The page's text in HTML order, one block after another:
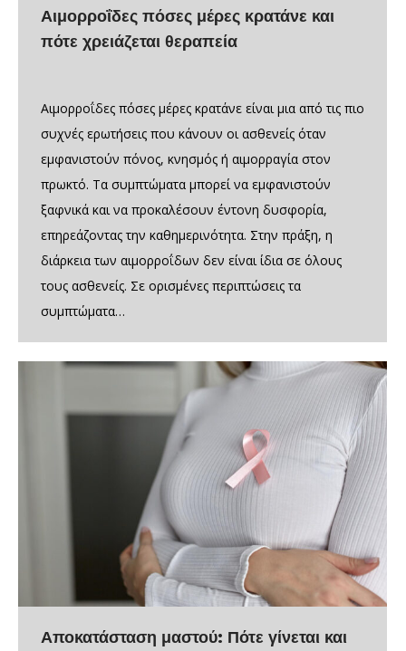
Αιμορροΐδες πόσες μέρες κρατάνε και
πότε χρειάζεται θεραπεία
Αιμορροΐδες πόσες μέρες κρατάνε είναι μια από τις πιο
συχνές ερωτήσεις που κάνουν οι ασθενείς όταν
εμφανιστούν πόνος, κνησμός ή αιμορραγία στον
πρωκτό. Τα συμπτώματα μπορεί να εμφανιστούν
ξαφνικά και να προκαλέσουν έντονη δυσφορία,
επηρεάζοντας την καθημερινότητα. Στην πράξη, η
διάρκεια των αιμορροΐδων δεν είναι ίδια σε όλους
τους ασθενείς. Σε ορισμένες περιπτώσεις τα
συμπτώματα…
Αποκατάσταση μαστού: Πότε γίνεται και